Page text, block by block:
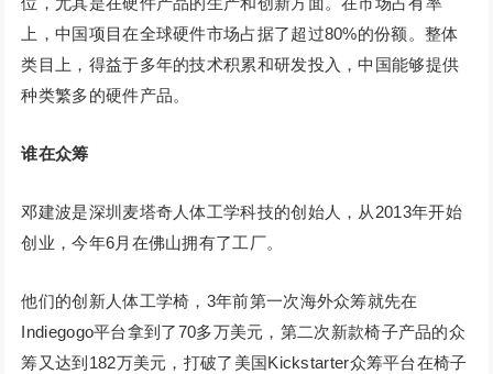
上，中国项目在全球硬件市场占据了超过80%的份额。整体
类目上，得益于多年的技术积累和研发投入，中国能够提供
种类繁多的硬件产品。
谁在众筹
邓建波是深圳麦塔奇人体工学科技的创始人，从2013年开始
创业，今年6月在佛山拥有了工厂。
他们的创新人体工学椅，3年前第一次海外众筹就先在
Indiegogo平台拿到了70多万美元，第二次新款椅子产品的众
筹又达到182万美元，打破了美国Kickstarter众筹平台在椅子